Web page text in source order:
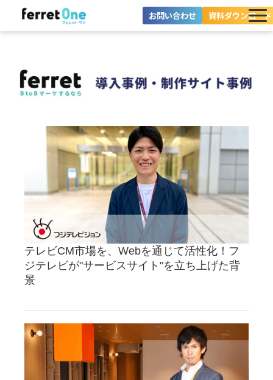
お問い合わせ 資料ダウンロード
導入事例
料金プラン
セミナー
お役立ち情報
テレビCM市場を、Webを通じて活性化！フ
ジテレビが"サービスサイト"を立ち上げた背
景